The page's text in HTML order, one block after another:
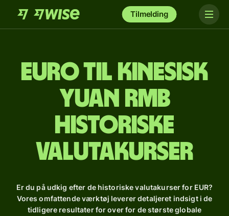
Tilmelding
euro til Kinesisk
yuan rmb
Historiske
valutakurser
Er du på udkig efter de historiske valutakurser for EUR?
Vores omfattende værktøj leverer detaljeret indsigt i de
tidligere resultater for over for de største globale